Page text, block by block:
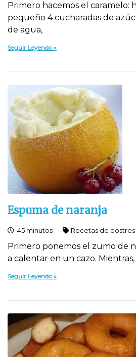
Primero hacemos el caramelo:
pequeño 4 cucharadas de
de agua,
Seguir Leyendo
Espuma de naranja
45 minutos Recetas de postres
Primero ponemos el zumo de
a calentar en un cazo.
Seguir Leyendo